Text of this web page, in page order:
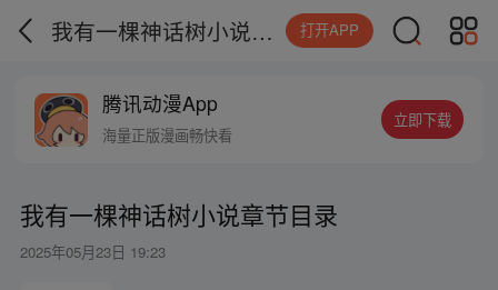
我有一棵神话树小说章节目录 打开APP
腾讯动漫App
海量正版漫画畅快看
立即下载
我有一棵神话树小说章节目录
2025年05月23日 19:23